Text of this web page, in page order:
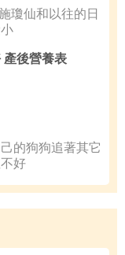
瓊仙和以往的日
產後營養表
的狗狗追著其它
好